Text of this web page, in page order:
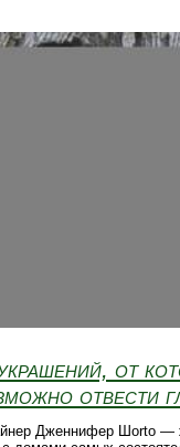
от
отвести
Дженнифер Шorto —